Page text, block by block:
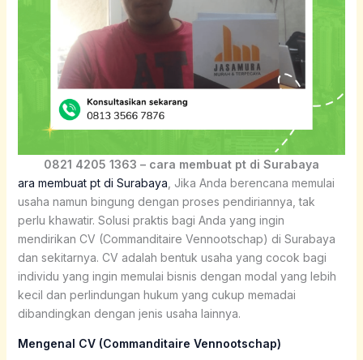
0821 4205 1363 – cara membuat pt di Surabaya
ara membuat pt di Surabaya , Jika Anda berencana memulai
usaha namun bingung dengan proses pendiriannya, tak
perlu khawatir. Solusi praktis bagi Anda yang ingin
mendirikan CV (Commanditaire Vennootschap) di Surabaya
dan sekitarnya. CV adalah bentuk usaha yang cocok bagi
individu yang ingin memulai bisnis dengan modal yang lebih
kecil dan perlindungan hukum yang cukup memadai
dibandingkan dengan jenis usaha lainnya.
Mengenal CV (Commanditaire Vennootschap)